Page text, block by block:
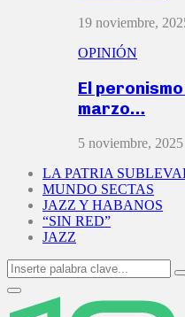
19 noviembre,
OPINIÓN
El
marzo…
5 noviembre, 2025
LA PATRIA
MUNDO SECTAS
JAZZ Y HABANOS
“SIN RED”
JAZZ
Search
for:
Primary
Menu